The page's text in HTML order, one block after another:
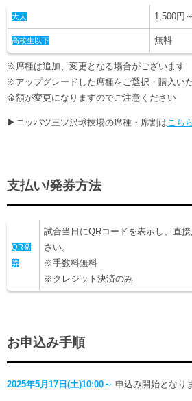
大人 1,500円～
高校生以下 無料
※席種は追加、変更となる場合がございます
※アップグレードした席種をご選択・購入い
金額が変更になりますのでご注意ください
▶ニッパツ三ツ沢球技場の席種・席割は こちら
支払い/発券方法
QR発
券
試合当日にQRコードを表示し、直
さい。
※手数料無料
※クレジット決済のみ
お申込み手順
2025年5月17日(土)10:00～ 申込み開始となり